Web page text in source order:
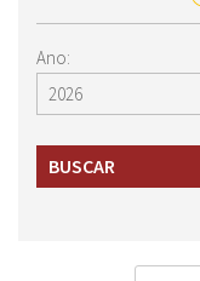
Ano:
BUSCAR